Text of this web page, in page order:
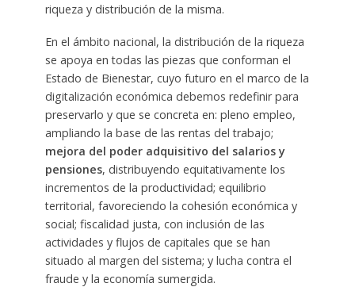
riqueza y distribución de la misma.
En el ámbito nacional, la distribución de la riqueza
se apoya en todas las piezas que conforman el
Estado de Bienestar, cuyo futuro en el marco de la
digitalización económica debemos redefinir para
preservarlo y que se concreta en: pleno empleo,
ampliando la base de las rentas del trabajo;
mejora del poder adquisitivo del salarios y
pensiones, distribuyendo equitativamente los
incrementos de la productividad; equilibrio
territorial, favoreciendo la cohesión económica y
social; fiscalidad justa, con inclusión de las
actividades y flujos de capitales que se han
situado al margen del sistema; y lucha contra el
fraude y la economía sumergida.